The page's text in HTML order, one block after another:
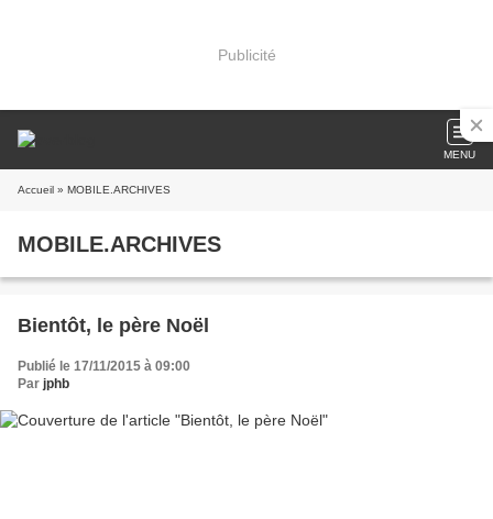
Publicité
MENU
Accueil » MOBILE.ARCHIVES
MOBILE.ARCHIVES
Bientôt, le père Noël
Publié le 17/11/2015 à 09:00
Par jphb